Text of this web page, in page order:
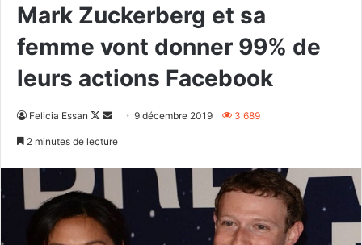
Mark Zuckerberg et sa
femme vont donner 99% de
leurs actions Facebook
Felicia Essan
Follow
Envoyer9 décembre 2019 3 689
2 minutes de lecture